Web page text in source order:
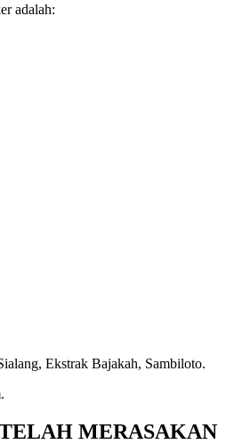
adalah:
Ekstrak Bajakah, Sambiloto.
MERASAKAN